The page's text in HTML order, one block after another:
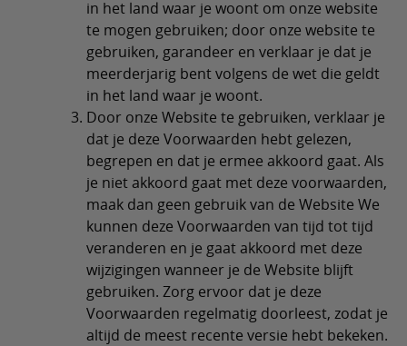
in het land waar je woont om onze website
te mogen gebruiken; door onze website te
gebruiken, garandeer en verklaar je dat je
meerderjarig bent volgens de wet die geldt
in het land waar je woont.
Door onze Website te gebruiken, verklaar je
dat je deze Voorwaarden hebt gelezen,
begrepen en dat je ermee akkoord gaat. Als
je niet akkoord gaat met deze voorwaarden,
maak dan geen gebruik van de Website We
kunnen deze Voorwaarden van tijd tot tijd
veranderen en je gaat akkoord met deze
wijzigingen wanneer je de Website blijft
gebruiken. Zorg ervoor dat je deze
Voorwaarden regelmatig doorleest, zodat je
altijd de meest recente versie hebt bekeken.